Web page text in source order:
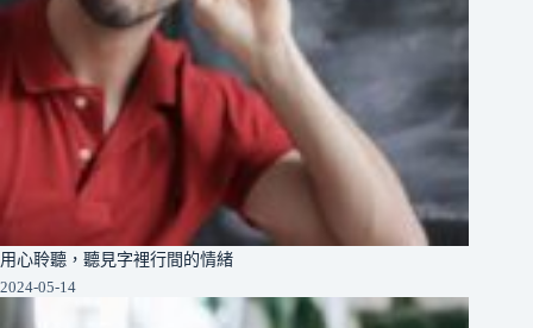
用心聆聽，聽見字裡行間的情緒
2024-05-14